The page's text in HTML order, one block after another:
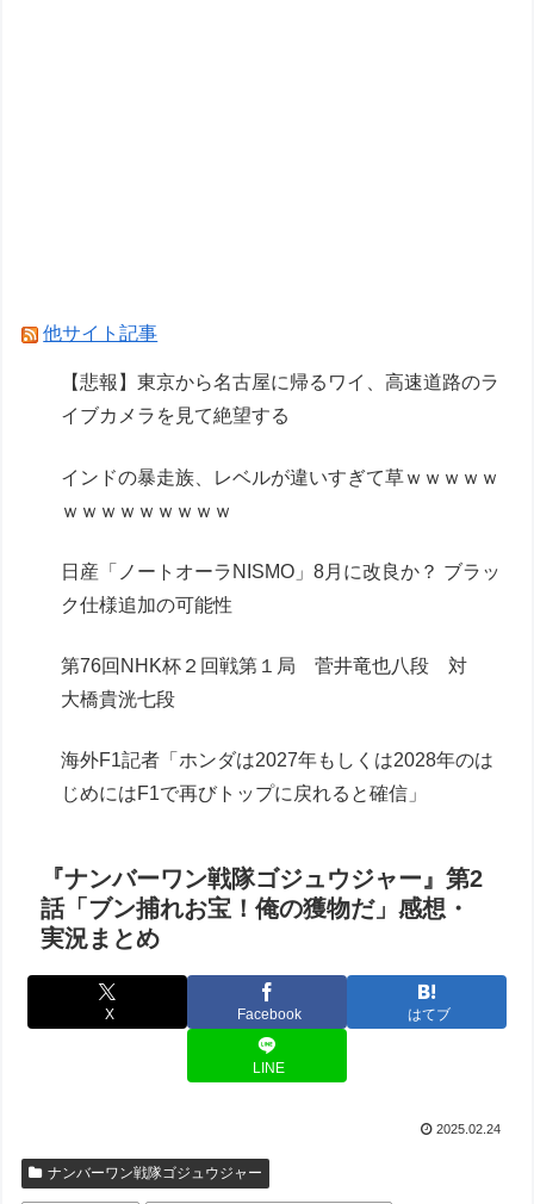
発行へ！ 知事「意図的にパクりましたｗｗｗ
ｗ」
Powered by livedoor 相互RSS
他サイト記事
【悲報】東京から名古屋に帰るワイ、高速道路のラ
イブカメラを見て絶望する
インドの暴走族、レベルが違いすぎて草ｗｗｗｗｗ
ｗｗｗｗｗｗｗｗｗ
日産「ノートオーラNISMO」8月に改良か？ ブラッ
ク仕様追加の可能性
第76回NHK杯２回戦第１局 菅井竜也八段 対
大橋貴洸七段
海外F1記者「ホンダは2027年もしくは2028年のは
じめにはF1で再びトップに戻れると確信」
『ナンバーワン戦隊ゴジュウジャー』第2
話「ブン捕れお宝！俺の獲物だ」感想・
実況まとめ
X Facebook はてブ
LINE
2025.02.24
ナンバーワン戦隊ゴジュウジャー